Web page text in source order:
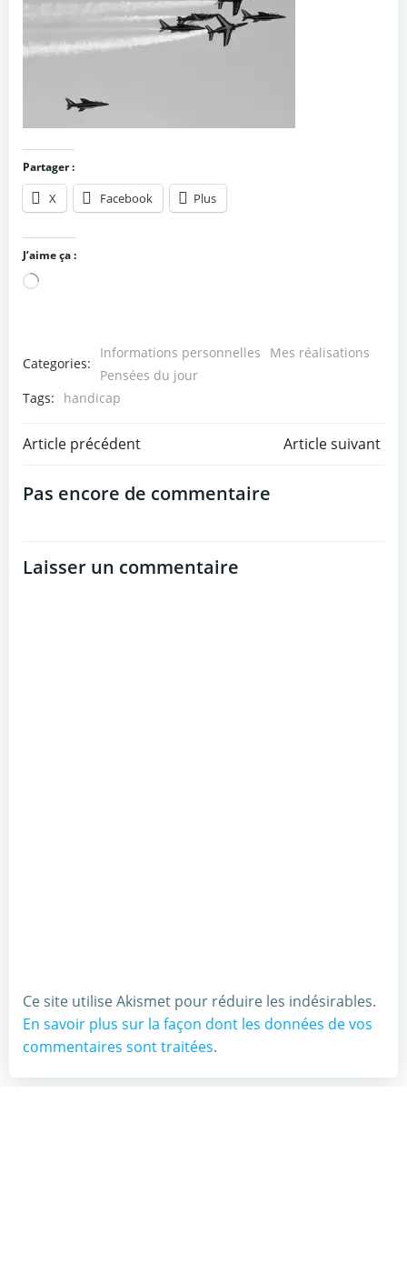
Partager :
X Facebook Plus
J’aime ça :
Chargement…
Categories:
Informations personnelles
Mes réalisations
Pensées du jour
Tags:
handicap
Post
navigation
Article précédent
navigation
Article suivant
Pas encore de commentaire
Laisser un commentaire
Ce site utilise Akismet pour réduire les indésirables.
En savoir plus sur la façon dont les données de vos
commentaires sont traitées.